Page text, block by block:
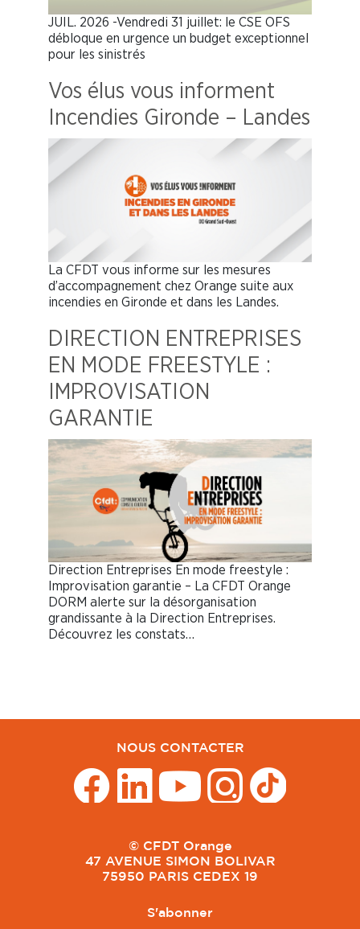
JUIL. 2026 -Vendredi 31 juillet: le CSE OFS
débloque en urgence un budget exceptionnel
pour les sinistrés
Vos élus vous informent
Incendies Gironde – Landes
La CFDT vous informe sur les mesures
d’accompagnement chez Orange suite aux
incendies en Gironde et dans les Landes.
DIRECTION ENTREPRISES
EN MODE FREESTYLE :
IMPROVISATION
GARANTIE
Direction Entreprises En mode freestyle :
Improvisation garantie – La CFDT Orange
DORM alerte sur la désorganisation
grandissante à la Direction Entreprises.
Découvrez les constats…
NOUS CONTACTER
© CFDT Orange
47 AVENUE SIMON BOLIVAR
75950 PARIS CEDEX 19
S'abonner